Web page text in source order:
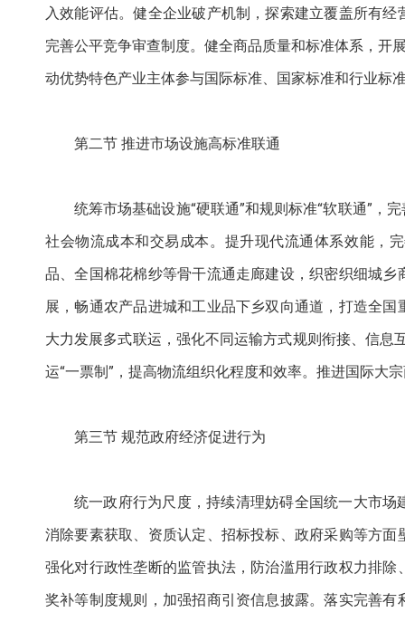
入效能评估。健全企业破产机制，探索建立覆盖所有
完善公平竞争审查制度。健全商品质量和标准体系，开
动优势特色产业主体参与国际标准、国家标准和行业标
第二节 推进市场设施高标准联通
统筹市场基础设施“硬联通”和规则标准“软联通”，
社会物流成本和交易成本。提升现代流通体系效能，
品、全国棉花棉纱等骨干流通走廊建设，织密织细城
展，畅通农产品进城和工业品下乡双向通道，打造全
大力发展多式联运，强化不同运输方式规则衔接、信息
运“一票制”，提高物流组织化程度和效率。推进国际大
第三节 规范政府经济促进行为
统一政府行为尺度，持续清理妨碍全国统一大市
消除要素获取、资质认定、招标投标、政府采购等方
强化对行政性垄断的监管执法，防治滥用行政权力排
奖补等制度规则，加强招商引资信息披露。落实完善